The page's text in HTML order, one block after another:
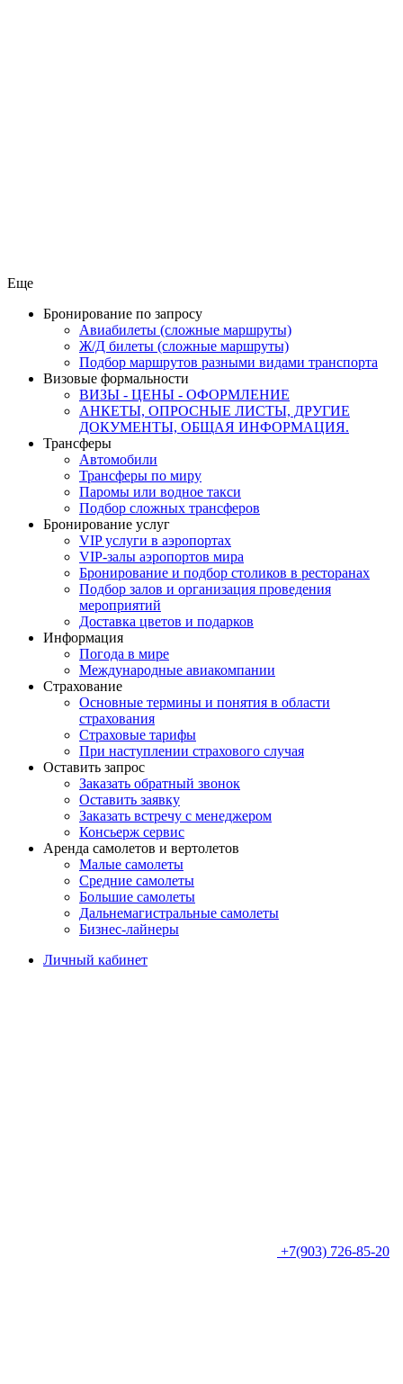
Еще
Бронирование по запросу
Авиабилеты (сложные маршруты)
Ж/Д билеты (сложные маршруты)
Подбор маршрутов разными видами транспорта
Визовые формальности
ВИЗЫ - ЦЕНЫ - ОФОРМЛЕНИЕ
АНКЕТЫ, ОПРОСНЫЕ ЛИСТЫ, ДРУГИЕ
ДОКУМЕНТЫ, ОБЩАЯ ИНФОРМАЦИЯ.
Трансферы
Автомобили
Трансферы по миру
Паромы или водное такси
Подбор сложных трансферов
Бронирование услуг
VIP услуги в аэропортах
VIP-залы аэропортов мира
Бронирование и подбор столиков в ресторанах
Подбор залов и организация проведения
мероприятий
Доставка цветов и подарков
Информация
Погода в мире
Международные авиакомпании
Страхование
Основные термины и понятия в области
страхования
Страховые тарифы
При наступлении страхового случая
Оставить запрос
Заказать обратный звонок
Оставить заявку
Заказать встречу с менеджером
Консьерж сервис
Аренда самолетов и вертолетов
Малые самолеты
Средние самолеты
Большие самолеты
Дальнемагистральные самолеты
Бизнес-лайнеры
Личный кабинет
+7(903) 726-85-20